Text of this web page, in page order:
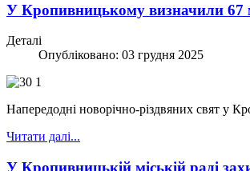
У Кропивницькому визначили 67
Деталі
Опубліковано: 03 грудня 2025
Напередодні новорічно-різдвяних свят у
Читати далі...
У Кропивницькій міській раді